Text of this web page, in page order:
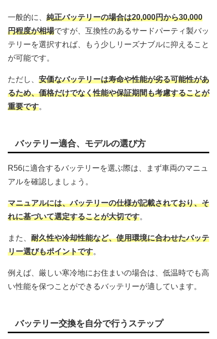
一般的に、 純正バッテリーの場合は20,000円から30,000
円程度が相場ですが、互換性のあるサードパーティ製バッ
テリーを選択すれば、もう少しリーズナブルに抑えること
が可能です。
ただし、 安価なバッテリーは寿命や性能が劣る可能性があ
るため、価格だけでなく性能や保証期間も考慮することが
重要です。
バッテリー適合、モデルの選び方
R56に適合するバッテリーを選ぶ際は、まず車両のマニュ
アルを確認しましょう。
マニュアルには、バッテリーの仕様が記載されており、そ
れに基づいて選定することが大切です。
また、 耐久性や冷却性能など、使用環境に合わせたバッテ
リー選びもポイントです。
例えば、厳しい寒冷地にお住まいの場合は、低温時でも高
い性能を保つことができるバッテリーが適しています。
バッテリー交換を自分で行うステップ